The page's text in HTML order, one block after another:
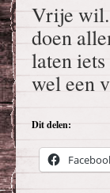
Vrije wil.
doen
laten
wel een
Dit delen: